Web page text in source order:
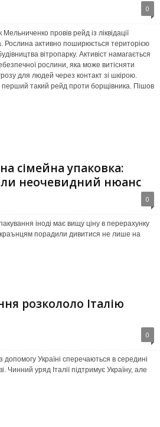
0
провів рейд із ліквідації
Рослина активно поширюється територією
вітропарку. Активіст намагається
рослини, яка може витісняти
для людей через контакт зі шкірою.
такий рейд проти борщівника. Пішов
сімейна упаковка:
неочевидний нюанс
0
іноді має вищу ціну в перерахунку
порадили дивитися не лише на
розкололо Італію
0
Україні сперечаються в середині
Чинний уряд Італії підтримує Україну, але